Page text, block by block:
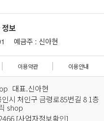
정보
예금주 : 신아현
이용약관 이용안내
대표.신아현
시 처인구 금령로85번길 8 1층
shop
[사업자정보확인]